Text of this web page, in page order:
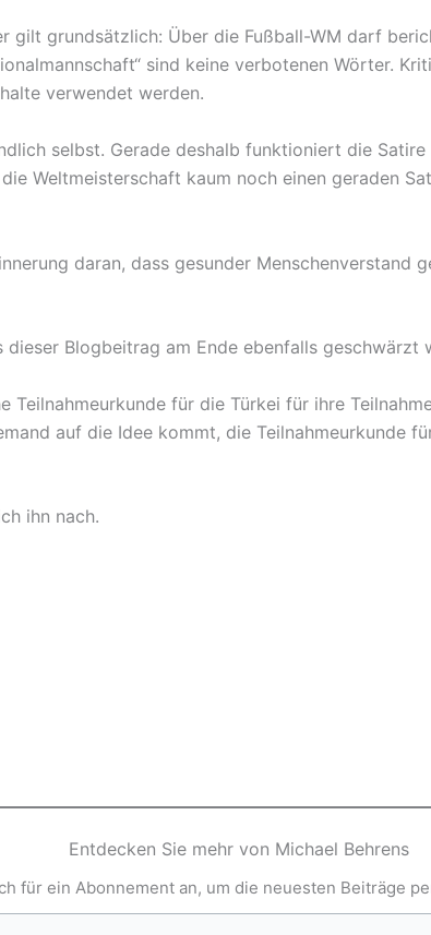
gilt grundsätzlich: Über die Fußball-WM darf
sind keine verbotenen Wörter.
verwendet werden.
selbst. Gerade deshalb funktioniert die
Weltmeisterschaft kaum noch einen geraden
daran, dass gesunder Menschenverstand
Blogbeitrag am Ende ebenfalls geschwärzt
Teilnahmeurkunde für die Türkei für ihre
auf die Idee kommt, die Teilnahmeurkunde
ihn nach.
Entdecken Sie mehr von Michael Behrens
für ein Abonnement an, um die neuesten Beiträge